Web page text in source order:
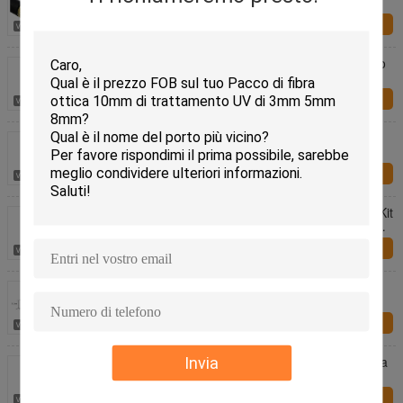
Invia
Cavi SDI 12g Cavo coassiale fibra ottica hdmi Cavo
di prolunga 3G SDI Bobina
Richiesta ora
Cavo di SDI 150M 100M Hdmi Active Optical con il
tamburo della bobina
Sdi Cable 300m Fibra Sdi Cable Camera Sdi Test Kit
Mini 3G/HD - SDI al convertitore di media della fibra
con la dimensione 110*40*20mm di funzione del